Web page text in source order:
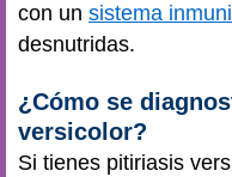
con un sistema
desnutridas.
¿Cómo se
versicolor?
Si tienes pitiriasis